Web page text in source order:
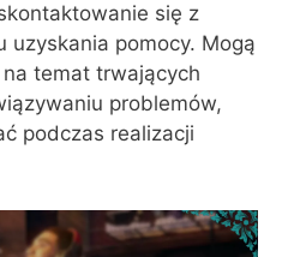
się z
uzyskania pomocy. Mogą
temat trwających
problemów,
podczas realizacji